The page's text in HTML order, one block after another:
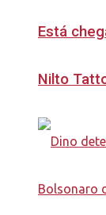
Está
Nilto